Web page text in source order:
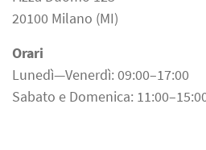
20100 Milano (MI)
Orari
Lunedì—Venerdì: 09:00–17:00
Sabato e Domenica: